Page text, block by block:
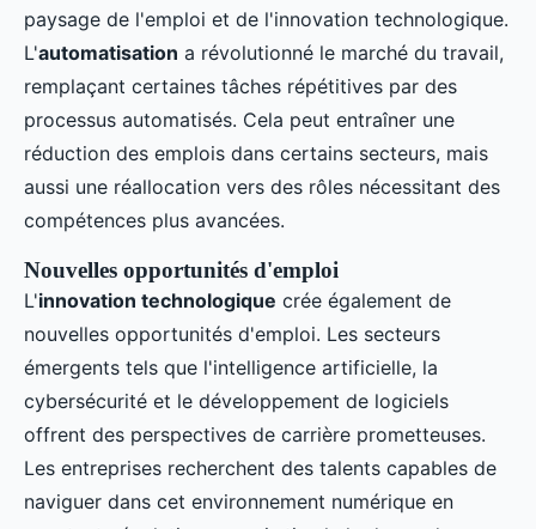
paysage de l'emploi et de l'innovation technologique.
L'automatisation a révolutionné le marché du travail,
remplaçant certaines tâches répétitives par des
processus automatisés. Cela peut entraîner une
réduction des emplois dans certains secteurs, mais
aussi une réallocation vers des rôles nécessitant des
compétences plus avancées.
Nouvelles opportunités d'emploi
L'innovation technologique crée également de
nouvelles opportunités d'emploi. Les secteurs
émergents tels que l'intelligence artificielle, la
cybersécurité et le développement de logiciels
offrent des perspectives de carrière prometteuses.
Les entreprises recherchent des talents capables de
naviguer dans cet environnement numérique en